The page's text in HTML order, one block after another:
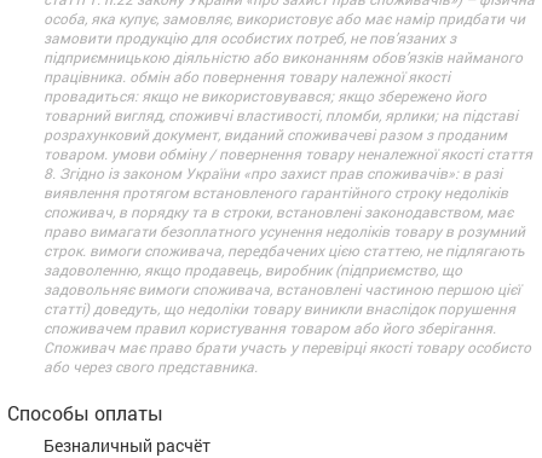
особа, яка купує, замовляє, використовує або має намір придбати чи
замовити продукцію для особистих потреб, не пов’язаних з
підприємницькою діяльністю або виконанням обов’язків найманого
працівника. обмін або повернення товару належної якості
провадиться: якщо не використовувався; якщо збережено його
товарний вигляд, споживчі властивості, пломби, ярлики; на підставі
розрахунковий документ, виданий споживачеві разом з проданим
товаром. умови обміну / повернення товару неналежної якості стаття
8. Згідно із законом України «про захист прав споживачів»: в разі
виявлення протягом встановленого гарантійного строку недоліків
споживач, в порядку та в строки, встановлені законодавством, має
право вимагати безоплатного усунення недоліків товару в розумний
строк. вимоги споживача, передбачених цією статтею, не підлягають
задоволенню, якщо продавець, виробник (підприємство, що
задовольняє вимоги споживача, встановлені частиною першою цієї
статті) доведуть, що недоліки товару виникли внаслідок порушення
споживачем правил користування товаром або його зберігання.
Споживач має право брати участь у перевірці якості товару особисто
або через свого представника.
Способы оплаты
Безналичный расчёт